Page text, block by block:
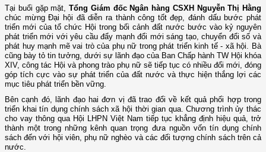
Tại buổi gặp mặt, Tổng Giám đốc Ngân hàng CSXH Nguyễn Thị Hằng
chúc mừng Đại hội đã diễn ra thành công tốt đẹp, đánh dấu bước phát
triển mới của tổ chức Hội trong bối cảnh đất nước bước vào kỷ nguyên
phát triển mới với yêu cầu đẩy mạnh đổi mới sáng tạo, chuyển đổi số và
phát huy mạnh mẽ vai trò của phụ nữ trong phát triển kinh tế - xã hội. Bà
cũng bày tỏ tin tưởng, dưới sự lãnh đạo của Ban Chấp hành TW Hội khóa
XIV, công tác Hội và phong trào phụ nữ sẽ tiếp tục có nhiều đổi mới, đóng
góp tích cực vào sự phát triển của đất nước và thực hiện thắng lợi các
mục tiêu phát triển bền vững.
Bên cạnh đó, lãnh đạo hai đơn vị đã trao đổi về kết quả phối hợp trong
triển khai tín dụng chính sách xã hội thời gian qua. Chương trình ủy thác
cho vay thông qua Hội LHPN Việt Nam tiếp tục khẳng định hiệu quả, trở
thành một trong những kênh quan trọng đưa nguồn vốn tín dụng chính
sách đến với hội viên, phụ nữ nghèo và các đối tượng chính sách trên cả
nước.